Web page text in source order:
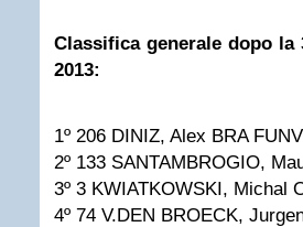
Classifica generale dopo
2013:
1º 206 DINIZ, Alex BRA
2º 133 SANTAMBROGIO,
3º 3 KWIATKOWSKI, Michal
4º 74 V.DEN BROECK,